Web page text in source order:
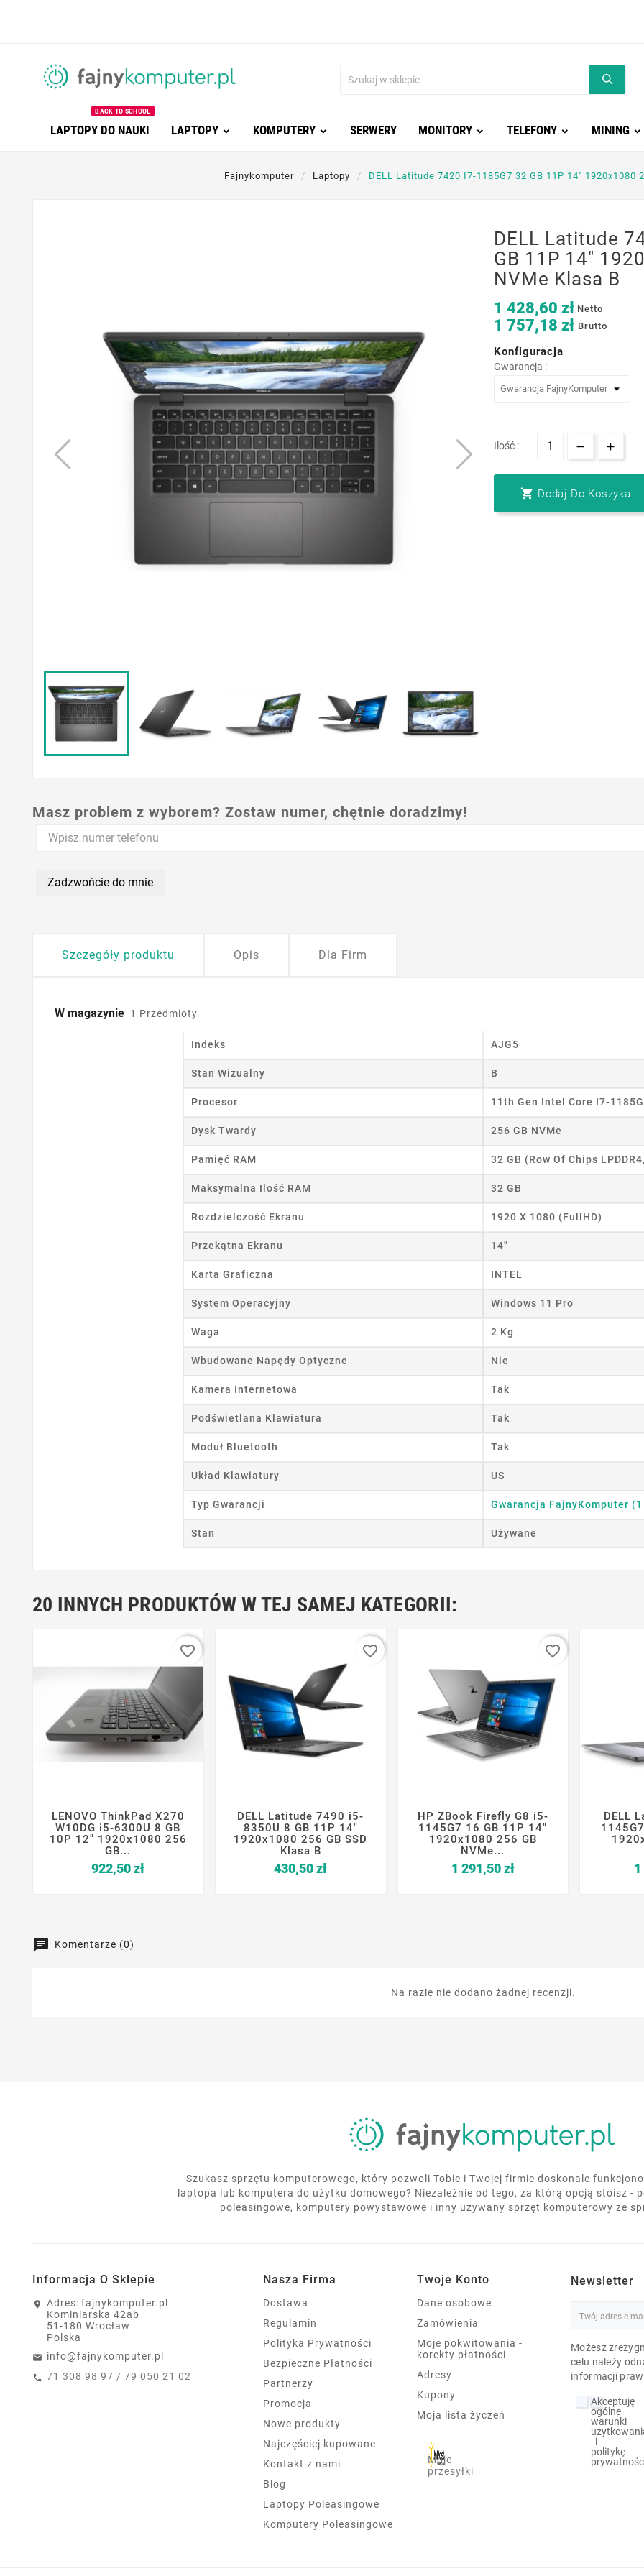
LAPTOPY DO NAUKI
BACK TO SCHOOL
LAPTOPY KOMPUTERY SERWERY MONITORY TELEFONY MINING
Fajnykomputer Laptopy DELL Latitude 7420 I7-1185G7 32 GB 11P 14" 1920x1080
DELL Latitude
GB 11P 14"
NVMe Klasa B
1 428,60 zł Netto
1 757,18 zł Brutto
Konfiguracja
Gwarancja :
Ilość :
 Dodaj Do Koszyka
Masz problem z wyborem? Zostaw numer, chętnie doradzimy!
Zadzwońcie do mnie
Szczegóły produktu Opis Dla Firm
W magazynie 1 Przedmioty
Indeks AJG5
Stan Wizualny B
Procesor 11th Gen Intel Core I7-
Dysk Twardy 256 GB NVMe
Pamięć RAM 32 GB (Row Of Chips
Maksymalna Ilość RAM 32 GB
Rozdzielczość Ekranu 1920 X 1080 (FullHD)
Przekątna Ekranu 14"
Karta Graficzna INTEL
System Operacyjny Windows 11 Pro
Waga 2 Kg
Wbudowane Napędy Optyczne Nie
Kamera Internetowa Tak
Podświetlana Klawiatura Tak
Moduł Bluetooth Tak
Układ Klawiatury US
Typ Gwarancji Gwarancja FajnyKomputer (1
Stan Używane
20 INNYCH PRODUKTÓW W TEJ SAMEJ KATEGORII:
   
LENOVO ThinkPad X270
W10DG i5-6300U 8 GB
10P 12" 1920x1080 256
GB...
922,50 złCena
favorite_border
   
DELL Latitude 7490 i5-
8350U 8 GB 11P 14"
1920x1080 256 GB SSD
Klasa B
430,50 złCena
favorite_border
   
HP ZBook Firefly G8 i5-
1145G7 16 GB 11P 14"
1920x1080 256 GB
NVMe...
1 291,50 złCena
favorite_border

DELL
1
Komentarze (0)
Na razie nie dodano żadnej recenzji.
Szukasz sprzętu komputerowego, który pozwoli Tobie i Twojej firmie doskonale
laptopa lub komputera do użytku domowego? Niezależnie od tego, za którą opcją stoisz -
poleasingowe, komputery powystawowe i inny używany sprzęt komputerowy ze
Informacja O Sklepie
Adres: fajnykomputer.pl
Kominiarska 42ab
51-180 Wrocław
Polska
info@fajnykomputer.pl
71 308 98 97 / 79 050 21 02
Nasza Firma
Dostawa
Regulamin
Polityka Prywatności
Bezpieczne Płatności
Partnerzy
Promocja
Nowe produkty
Najczęściej kupowane
Kontakt z nami
Blog
Laptopy Poleasingowe
Komputery Poleasingowe
Twoje Konto
Dane osobowe
Zamówienia
Moje pokwitowania -
korekty płatności
Adresy
Kupony
Moja lista życzeń
Moje
przesyłki
Newsletter
Możesz
celu należy
informacji
Akceptuję
ogólne
warunki
i
politykę
Anuluj Utwórz listę życzeń